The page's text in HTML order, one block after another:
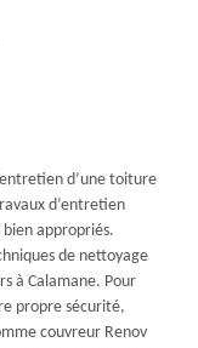
d’une toiture
d’entretien
appropriés.
de nettoyage
à Calamane. Pour
propre sécurité,
couvreur Renov